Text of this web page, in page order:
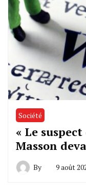
Société
« Le
Masson
By 9 août